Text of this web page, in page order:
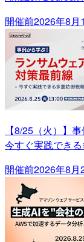
開催前2026年8月
【8/25（火）】
今すぐ実践でき
開催前2026年8月